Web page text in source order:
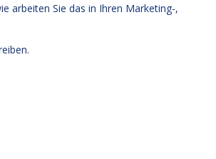
arbeiten Sie das in Ihren Marketing-,